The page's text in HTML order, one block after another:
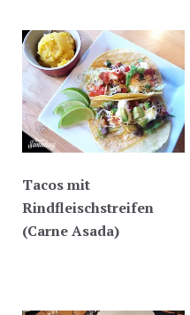
Tacos mit
Rindfleischstreifen
(Carne Asada)